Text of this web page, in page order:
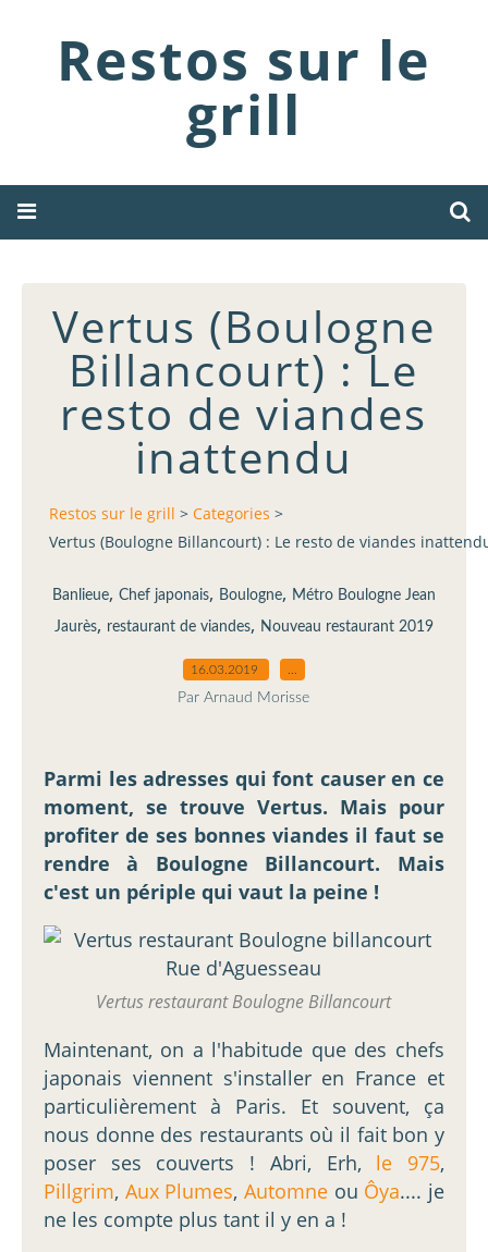
Restos sur le
grill
Vertus (Boulogne
Billancourt) : Le
resto de viandes
inattendu
Restos sur le grill > Categories >
Vertus (Boulogne Billancourt) : Le resto de viandes
Banlieue, Chef japonais, Boulogne, Métro Boulogne Jean
Jaurès, restaurant de viandes, Nouveau restaurant 2019
16.03.2019
Par Arnaud Morisse
Parmi les adresses qui font causer en ce
moment, se trouve Vertus. Mais pour
profiter de ses bonnes viandes il faut se
rendre à Boulogne Billancourt. Mais
c'est un périple qui vaut la peine !
Vertus restaurant Boulogne Billancourt
Maintenant, on a l'habitude que des chefs
japonais viennent s'installer en France et
particulièrement à Paris. Et souvent, ça
nous donne des restaurants où il fait bon y
poser ses couverts ! Abri, Erh, le 975,
Pillgrim, Aux Plumes,Automne ou Ôya.... je
ne les compte plus tant il y en a !